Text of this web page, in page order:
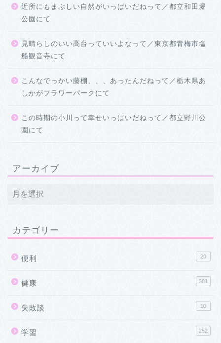
近所にもまぶしい自然がいっぱいだねって／都立和田堀
公園にて
見晴らしのいい高台っていいよなって／東京都青梅市塩
船観音寺にて
こんなでっかい藤棚、、、あったんだねって／栃木県あ
しかがフラワーパークにて
この時期の小川って幸せいっぱいだねって／都立野川公
園にて
アーカイブ
カテゴリー
便利 20
健康 381
失敗談 10
学習 252